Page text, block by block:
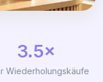
3.5×
Wiederholungskäufe